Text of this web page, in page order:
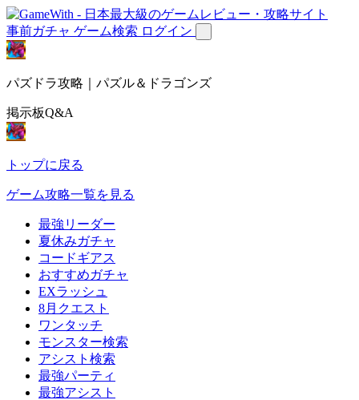
事前ガチャ ゲーム検索 ログイン
パズドラ攻略｜パズル＆ドラゴンズ
掲示板Q&A
トップに戻る
ゲーム攻略一覧を見る
最強リーダー
夏休みガチャ
コードギアス
おすすめガチャ
EXラッシュ
8月クエスト
ワンタッチ
モンスター検索
アシスト検索
最強パーティ
最強アシスト